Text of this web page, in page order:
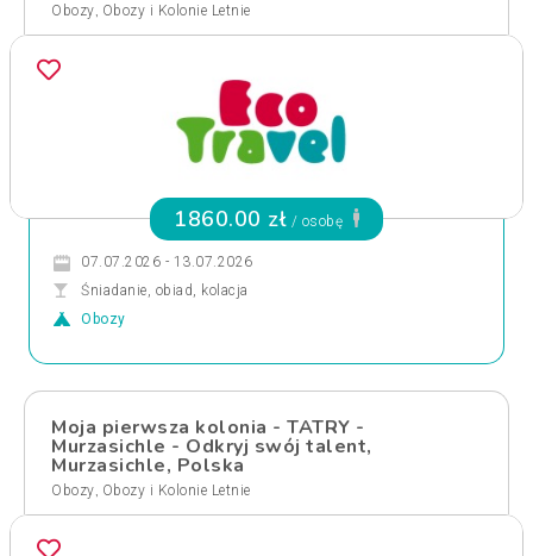
Obozy, Obozy i Kolonie Letnie
1860.00 zł / osobę
07.07.2026 - 13.07.2026
Śniadanie, obiad, kolacja
Obozy
Moja pierwsza kolonia - TATRY -
Murzasichle - Odkryj swój talent,
Murzasichle, Polska
Obozy, Obozy i Kolonie Letnie